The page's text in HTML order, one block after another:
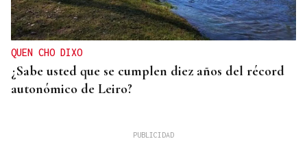
QUEN CHO DIXO
¿Sabe usted que se cumplen diez años del récord
autonómico de Leiro?